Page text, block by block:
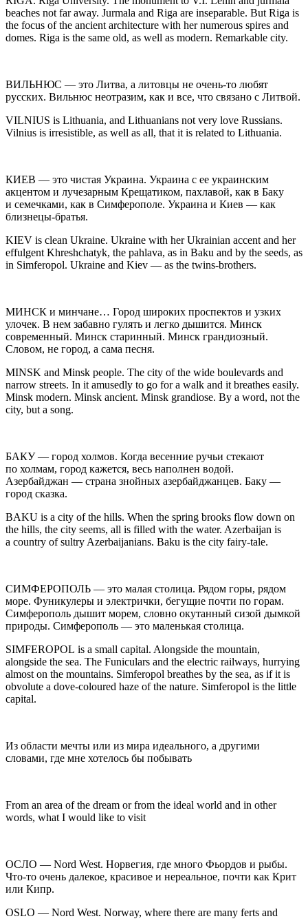
beaches not far away. Jurmala and Riga are inseparable. But Riga is
the focus of the ancient architecture with her numerous spires and
domes. Riga is the same old, as well as modern. Remarkable city.
ВИЛЬНЮС — это Литва, а литовцы не очень-то любят
русских. Вильнюс неотразим, как и все, что связано с Литвой.
VILNIUS is Lithuania, and Lithuanians not very love Russians.
Vilnius is irresistible, as well as all, that it is related to Lithuania.
КИЕВ — это чистая Украина. Украина с ее украинским
акцентом и лучезарным Крещатиком, пахлавой, как в Баку
и семечками, как в Симферополе. Украина и Киев — как
близнецы-братья.
KIEV is clean Ukraine. Ukraine with herUkrainian accent and her
effulgent Khreshchatyk, the pahlava, as in Baku and by the seeds, as
in Simferopol. Ukraine and Kiev — as the twins-brothers.
МИНСК и минчане… Город широких проспектов и узких
улочек. В нем забавно гулять и легко дышится. Минск
современный. Минск старинный. Минск грандиозный.
Словом, не город, а сама песня.
MINSK and Minsk people. The city of the wide boulevards and
narrow streets. In it amusedly to go for a walk and it breathes easily.
Minsk modern. Minsk ancient. Minsk grandiose. By a word, not the
city, but a song.
БАКУ— город холмов. Когда весенние ручьи стекают
по холмам, город кажется, весь наполнен водой.
Азербайджан — страна знойных азербайджанцев. Баку —
город сказка.
BAKU is a city of the hills. When the spring brooks flow down on
the hills, the city seems, all is filled with the water. Azerbaijan is
a country of sultry Azerbaijanians. Baku is the city fairy-tale.
СИМФЕРОПОЛЬ — это малая столица. Рядом горы, рядом
море. Фуникулеры и электрички, бегущие почти по горам.
Симферополь дышит морем, словно окутанный сизой дымкой
природы. Симферополь — это маленькая столица.
SIMFEROPOL is a small capital. Alongside the mountain,
alongside the sea. The Funiculars and the electric railways, hurrying
almost on the mountains. Simferopol breathes by the sea, as if it is
obvolute a dove-coloured haze of the nature. Simferopol is the little
capital.
Из области мечты или из мира идеального, а другими
словами, где мне хотелось бы побывать
From an area of the dream or from the ideal world and in other
words, what I would like to visit
ОСЛО — Nord West. Норвегия, где много Фьордов и рыбы.
Что-то очень далекое, красивое и нереальное, почти как Крит
или Кипр.
OSLO — Nord West. Norway, where there are many ferts and